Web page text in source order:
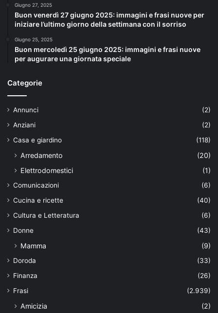
Giugno 27, 2025
Buon venerdì 27 giugno 2025: immagini e frasi nuove per
iniziare l’ultimo giorno della settimana con il sorriso
Giugno 25, 2025
Buon mercoledì 25 giugno 2025: immagini e frasi nuove
per augurare una giornata speciale
Categorie
Annunci
(2)
Anziani
(2)
Casa e giardino
(118)
Arredamento
(20)
Elettrodomestici
(1)
Comunicazioni
(6)
Cucina e ricette
(40)
Cultura e Letteratura
(6)
Donne
(43)
Mamma (9)
Doroda
(33)
Finanza
(26)
Frasi
(2.939)
Amicizia
(2)